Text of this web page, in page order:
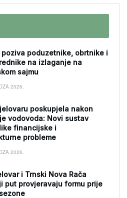
poduzetnike, obrtnike i
na izlaganje na
sajmu
2026.
poskupjela nakon
vodovoda: Novi sustav
financijske i
probleme
2026.
i Trnski Nova Rača
put provjeravaju formu prije